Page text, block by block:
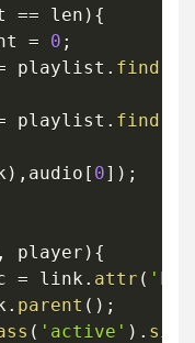
== len ) {
= 0 ;
playlist . find
playlist . find
) , audio [ 0] ) ;
, player ) {
= link . attr (
. parent ( ) ;
( 'active' ) .